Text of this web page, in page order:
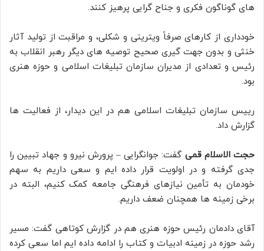
های گوناگون فکری و جناح گرایی پرهیز کنند.
خودداری از کارهای صرفاً ویترینی و شکلی، و مراقبت از تولید آثار
خنثی و بدون جهت گیری صحیح توصیه های دیگر رهبر انقلاب به
رئیس و تعدادی از مدیران سازمان تبلیغات اسلامی و حوزه هنری
بود.
رییس سازمان تبلیغات اسلامی هم در این دیدار، از فعالیت ها
گزارش داد.
حجت الاسلام قمی گفت: جوانگرایی – پرورش نیرو و جهاد تبیین را
جدی گرفته و در اولویت قرار داده ایم و سعی داریم به سهم
خودمان به تأمین نیازهای فرهنگی جامعه کمک کنیم، البته در
برخی زمینه ها همچنان ضعف داریم.
آقای دادمان رئیس حوزه هنری هم در گزارش کوتاهی گفت: مسیر
رشد حوزه در زمینه ادبیات و کتاب را ادامه داده ایم اما سعی کرده